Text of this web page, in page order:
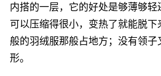
内搭的一层，它的好处是够薄够
可以压缩得很小，变热了就能脱
般的羽绒服那般占地方；没有领
形。